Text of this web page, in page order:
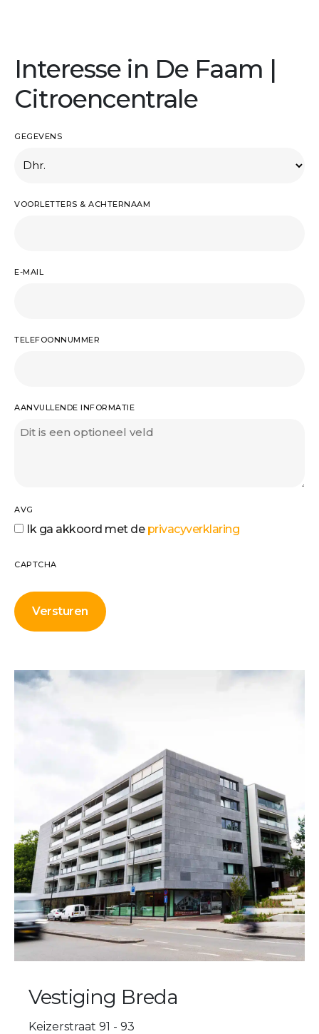
Interesse in De Faam |
Citroencentrale
GEGEVENS
VOORLETTERS & ACHTERNAAM
E-MAIL
TELEFOONNUMMER
AANVULLENDE INFORMATIE
AVG
Ik ga akkoord met de privacyverklaring
CAPTCHA
Vestiging Breda
Keizerstraat 91 - 93